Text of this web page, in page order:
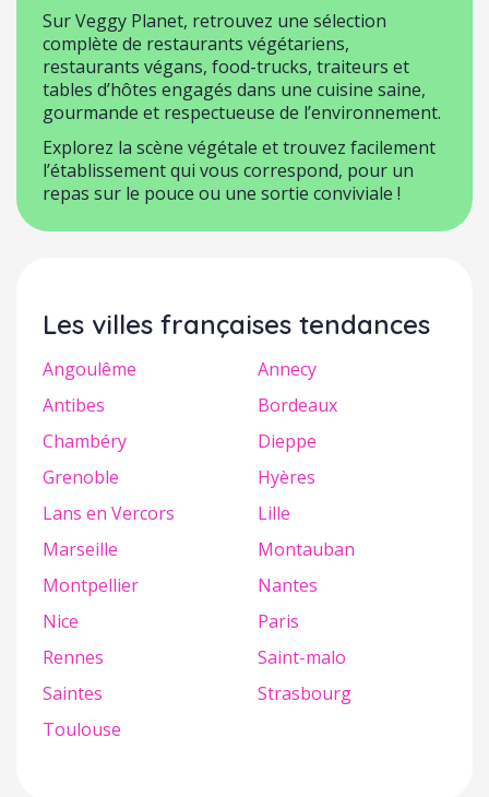
Sur Veggy Planet, retrouvez une sélection
complète de restaurants végétariens,
restaurants végans, food-trucks, traiteurs et
tables d’hôtes engagés dans une cuisine saine,
gourmande et respectueuse de l’environnement.
Explorez la scène végétale et trouvez facilement
l’établissement qui vous correspond, pour un
repas sur le pouce ou une sortie conviviale !
Les villes françaises tendances
Angoulême
Annecy
Antibes
Bordeaux
Chambéry
Dieppe
Grenoble
Hyères
Lans en Vercors
Lille
Marseille
Montauban
Montpellier
Nantes
Nice
Paris
Rennes
Saint-malo
Saintes
Strasbourg
Toulouse